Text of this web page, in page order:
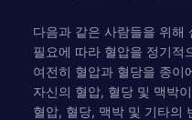
다음과 같은 사람들을 위해
필요에 따라 혈압을 정기적
여전히 혈압과 혈당을 종이
자신의 혈압, 혈당 및 맥박
혈압, 혈당, 맥박 및 기타의